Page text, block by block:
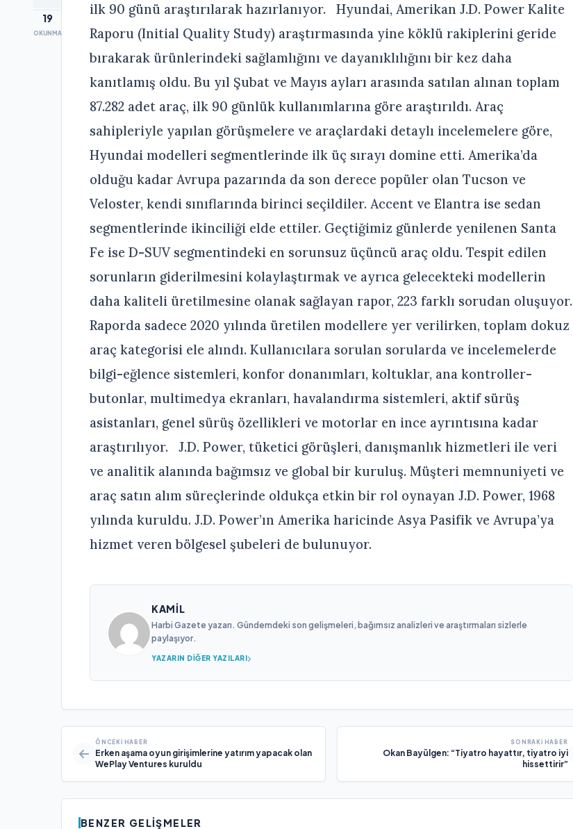
19
OKUNMA
ilk 90 günü araştırılarak hazırlanıyor. Hyundai, Amerikan J.D. Power Kalite
Raporu (Initial Quality Study) araştırmasında yine köklü rakiplerini geride
bırakarak ürünlerindeki sağlamlığını ve dayanıklılığını bir kez daha
kanıtlamış oldu. Bu yıl Şubat ve Mayıs ayları arasında satılan alınan toplam
87.282 adet araç, ilk 90 günlük kullanımlarına göre araştırıldı. Araç
sahipleriyle yapılan görüşmelere ve araçlardaki detaylı incelemelere göre,
Hyundai modelleri segmentlerinde ilk üç sırayı domine etti. Amerika’da
olduğu kadar Avrupa pazarında da son derece popüler olan Tucson ve
Veloster, kendi sınıflarında birinci seçildiler. Accent ve Elantra ise sedan
segmentlerinde ikinciliği elde ettiler. Geçtiğimiz günlerde yenilenen Santa
Fe ise D-SUV segmentindeki en sorunsuz üçüncü araç oldu. Tespit edilen
sorunların giderilmesini kolaylaştırmak ve ayrıca gelecekteki modellerin
daha kaliteli üretilmesine olanak sağlayan rapor, 223 farklı sorudan oluşuyor.
Raporda sadece 2020 yılında üretilen modellere yer verilirken, toplam dokuz
araç kategorisi ele alındı. Kullanıcılara sorulan sorularda ve incelemelerde
bilgi-eğlence sistemleri, konfor donanımları, koltuklar, ana kontroller-
butonlar, multimedya ekranları, havalandırma sistemleri, aktif sürüş
asistanları, genel sürüş özellikleri ve motorlar en ince ayrıntısına kadar
araştırılıyor. J.D. Power, tüketici görüşleri, danışmanlık hizmetleri ile veri
ve analitik alanında bağımsız ve global bir kuruluş. Müşteri memnuniyeti ve
araç satın alım süreçlerinde oldukça etkin bir rol oynayan J.D. Power, 1968
yılında kuruldu. J.D. Power’ın Amerika haricinde Asya Pasifik ve Avrupa’ya
hizmet veren bölgesel şubeleri de bulunuyor.
KAMIL
Harbi Gazete yazarı. Gündemdeki son gelişmeleri, bağımsız analizleri ve araştırmaları sizlerle
paylaşıyor.
YAZARIN DIĞER YAZILARI
ÖNCEKI HABER
Erken aşama oyun girişimlerine yatırım yapacak olan
WePlay Ventures kuruldu
SONRAKI HABER
Okan Bayülgen: “Tiyatro hayattır, tiyatro iyi
hissettirir”
BENZER GELIŞMELER